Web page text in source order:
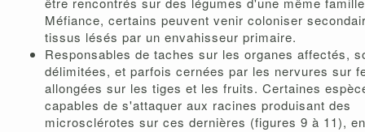
Méfiance, certains peuvent venir coloniser
tissus lésés par un envahisseur primaire.
Responsables de taches sur les organes affectés,
délimitées, et parfois cernées par les nervures sur
allongées sur les tiges et les fruits. Certaines
capables de s'attaquer aux racines produisant des
microsclérotes sur ces dernières (figures 9 à 11), en